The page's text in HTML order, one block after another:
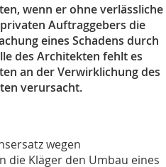
wenn er ohne verlässliche
Auftraggebers die
eines Schadens durch
des Architekten fehlt es
an der Verwirklichung des
verursacht.
wegen
die Kläger den Umbau eines